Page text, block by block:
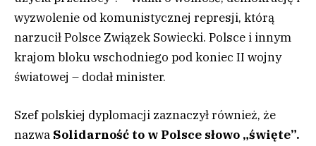
wyzwolenie od komunistycznej represji, którą
narzucił Polsce Związek Sowiecki. Polsce i innym
krajom bloku wschodniego pod koniec II wojny
światowej – dodał minister.
Szef polskiej dyplomacji zaznaczył również, że
nazwa Solidarność to w Polsce słowo „święte”.